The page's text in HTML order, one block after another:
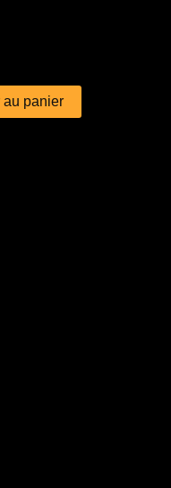
au panier